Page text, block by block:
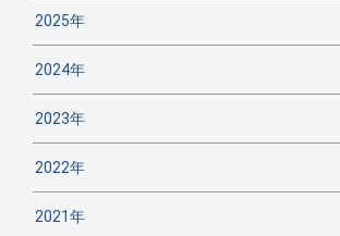
2025年
2024年
2023年
2022年
2021年